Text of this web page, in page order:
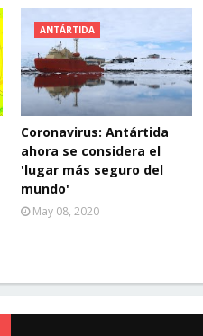
ANTÁRTIDA
Coronavirus: Antártida
ahora se considera el
'lugar más seguro del
mundo'
May 08, 2020